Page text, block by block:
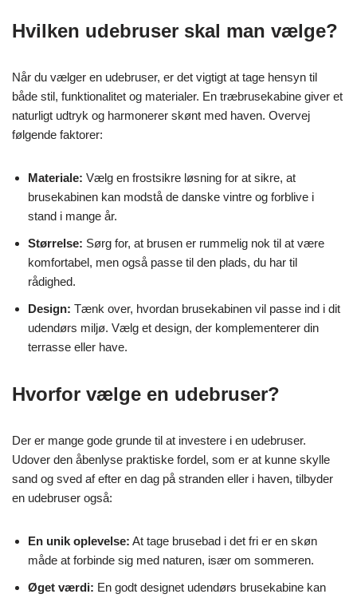
Hvilken udebruser skal man vælge?
Når du vælger en udebruser, er det vigtigt at tage hensyn til
både stil, funktionalitet og materialer. En træbrusekabine giver et
naturligt udtryk og harmonerer skønt med haven. Overvej
følgende faktorer:
Materiale: Vælg en frostsikre løsning for at sikre, at
brusekabinen kan modstå de danske vintre og forblive i
stand i mange år.
Størrelse: Sørg for, at brusen er rummelig nok til at være
komfortabel, men også passe til den plads, du har til
rådighed.
Design: Tænk over, hvordan brusekabinen vil passe ind i dit
udendørs miljø. Vælg et design, der komplementerer din
terrasse eller have.
Hvorfor vælge en udebruser?
Der er mange gode grunde til at investere i en udebruser.
Udover den åbenlyse praktiske fordel, som er at kunne skylle
sand og sved af efter en dag på stranden eller i haven, tilbyder
en udebruser også:
En unik oplevelse: At tage brusebad i det fri er en skøn
måde at forbinde sig med naturen, især om sommeren.
Øget værdi: En godt designet udendørs brusekabine kan